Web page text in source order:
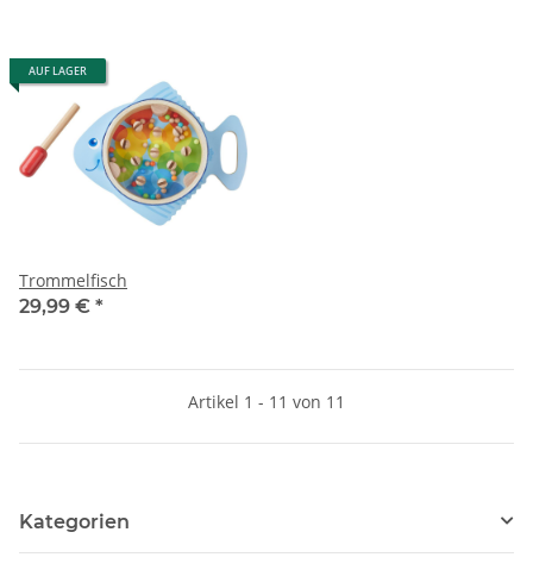
AUF LAGER
Trommelfisch
29,99 € *
Artikel 1 - 11 von 11
Kategorien